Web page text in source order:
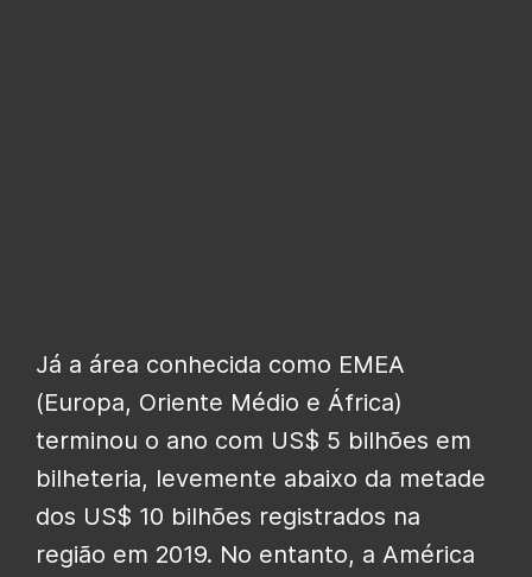
Já a área conhecida como EMEA
(Europa, Oriente Médio e África)
terminou o ano com US$ 5 bilhões em
bilheteria, levemente abaixo da metade
dos US$ 10 bilhões registrados na
região em 2019. No entanto, a América